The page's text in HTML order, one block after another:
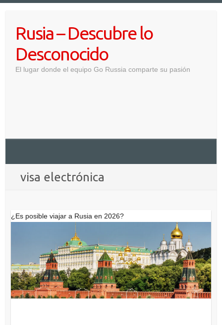
contenidoRusia – Descubre lo
Desconocido
El lugar donde el equipo Go Russia comparte su pasión
visa electrónica
¿Es posible viajar a Rusia en 2026?